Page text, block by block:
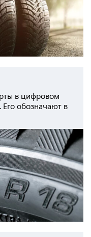
в цифровом
обозначают в